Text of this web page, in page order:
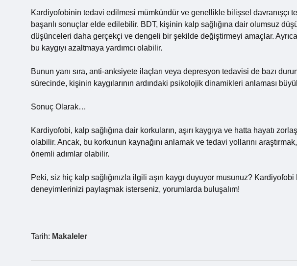
Kardiyofobinin tedavi edilmesi mümkündür ve genellikle bilişsel davranışçı
başarılı sonuçlar elde edilebilir. BDT, kişinin kalp sağlığına dair olumsuz
düşünceleri daha gerçekçi ve dengeli bir şekilde değiştirmeyi amaçlar.
bu kaygıyı azaltmaya yardımcı olabilir.
Bunun yanı sıra, anti-anksiyete ilaçları veya depresyon tedavisi de bazı
sürecinde, kişinin kaygılarının ardındaki psikolojik dinamikleri anlaması
Sonuç Olarak…
Kardiyofobi, kalp sağlığına dair korkuların, aşırı kaygıya ve hatta hayatı
olabilir. Ancak, bu korkunun kaynağını anlamak ve tedavi yollarını
önemli adımlar olabilir.
Peki, siz hiç kalp sağlığınızla ilgili aşırı kaygı duyuyor musunuz?
deneyimlerinizi paylaşmak isterseniz, yorumlarda buluşalım!
Tarih: Makaleler